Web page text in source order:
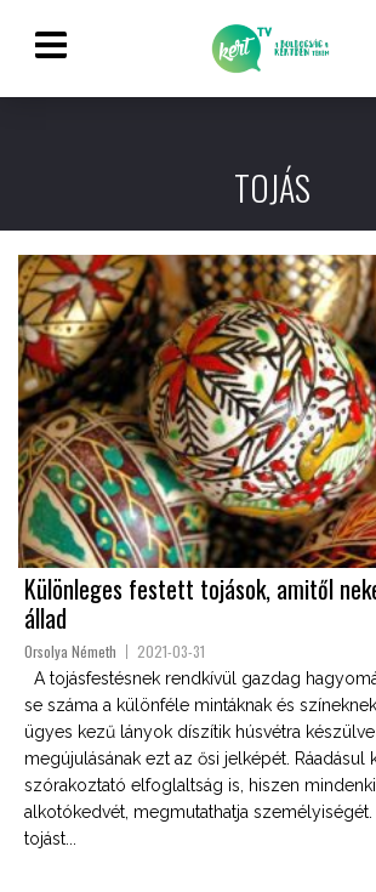
TOJÁS
Különleges festett tojások, amitől
állad
Orsolya Németh 2021-03-31
A tojásfestésnek rendkívül gazdag
se száma a különféle mintáknak és
ügyes kezű lányok díszítik húsvétra
megújulásának ezt az ősi jelképét. Ráadásul
szórakoztató elfoglaltság is, hiszen
alkotókedvét, megmutathatja személyiségét.
tojást...